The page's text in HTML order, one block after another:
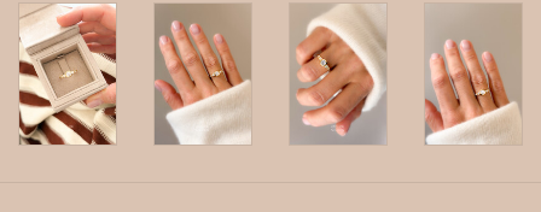
MAAK EEN AFSPRAAK